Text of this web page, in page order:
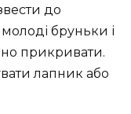
до
бруньки і
прикривати.
лапник або